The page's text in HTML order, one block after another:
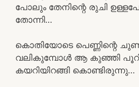
പോലും തേനിന്റെ രുചി
തോന്നി…
കൊതിയോടെ പെണ്ണിന്റെ
വലികുമ്പോൾ ആ കുഞ്ഞി
കയറിയിറങ്ങി കൊണ്ടിരുന്നു…